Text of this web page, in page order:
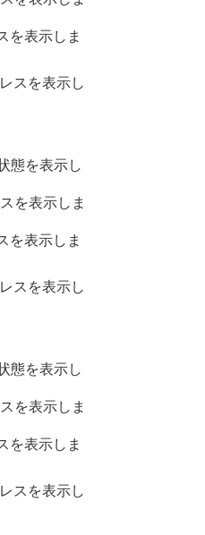
を表示しま
スを表示し
態を表示し
を表示しま
を表示しま
スを表示し
態を表示し
を表示しま
を表示しま
スを表示し